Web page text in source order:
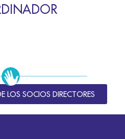
LOS SOCIOS DIRECTORES